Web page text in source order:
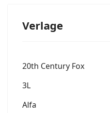
Verlage
20th Century Fox
3L
Alfa